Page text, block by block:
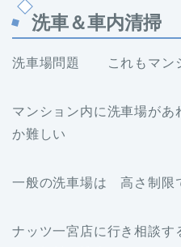
洗車＆車内清掃
洗車場問題 これもマン
マンション内に洗車場が
か難しい
一般の洗車場は 高さ制限
ナッツ一宮店に行き相談